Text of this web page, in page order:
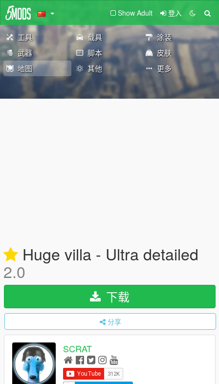
Show Adult 登入
工具 载具
涂装
武器
脚本
皮肤
地图
其他 更多
Huge villa - Ultra detailed
2.0
下载
分享
SCRAT